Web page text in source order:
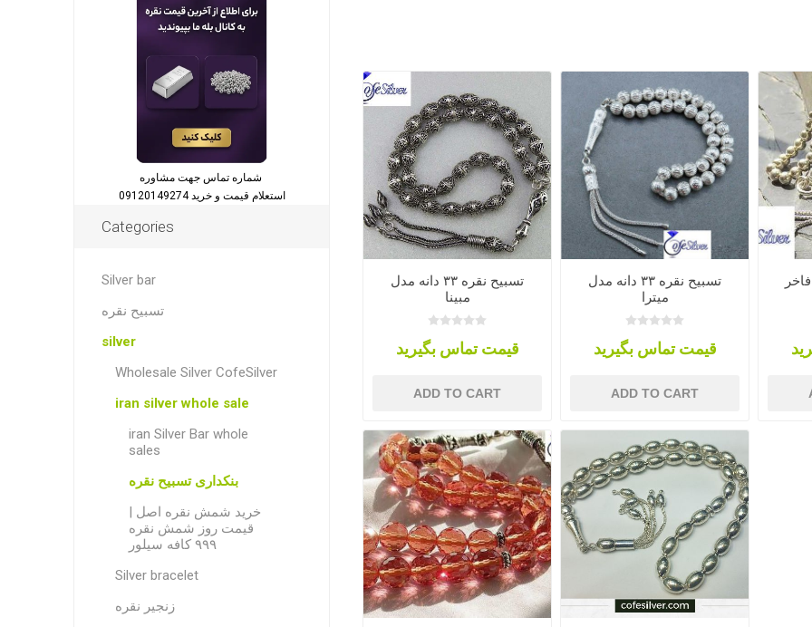
تسبیح نقره ۳۳ دانه مدل
مبینا
قیمت تماس بگیرید
ADD TO CART
تسبیح نقره ۳۳ دانه مدل
میترا
قیمت تماس بگیرید
ADD TO CART
استعلام قیمت و خرید 09120149274
Categories
Silver bar
تسبیح نقره
silver
Wholesale Silver CofeSilver
iran silver whole sale
iran Silver Bar whole
sales
بنکداری تسبیح نقره
خرید شمش نقره اصل |
قیمت روز شمش نقره
۹۹۹ کافه سیلور
Silver bracelet
زنجیر نقره